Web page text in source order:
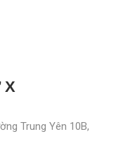
X
Trung Yên 10B,